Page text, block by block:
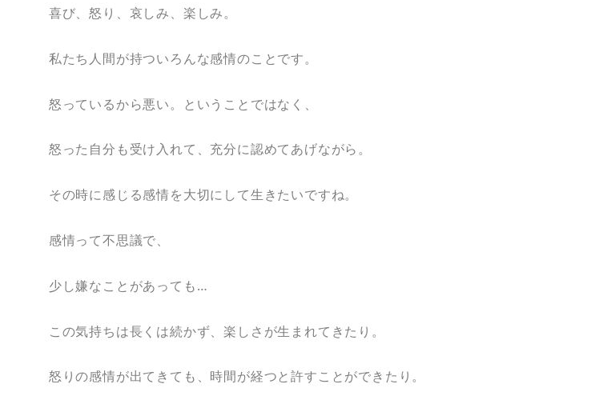
喜び、怒り、哀しみ、楽しみ。
私たち人間が持ついろんな感情のことです。
怒っているから悪い。ということではなく、
怒った自分も受け入れて、充分に認めてあげながら。
その時に感じる感情を大切にして生きたいですね。
感情って不思議で、
少し嫌なことがあっても…
この気持ちは長くは続かず、楽しさが生まれてきたり。
怒りの感情が出てきても、時間が経つと許すことができたり。